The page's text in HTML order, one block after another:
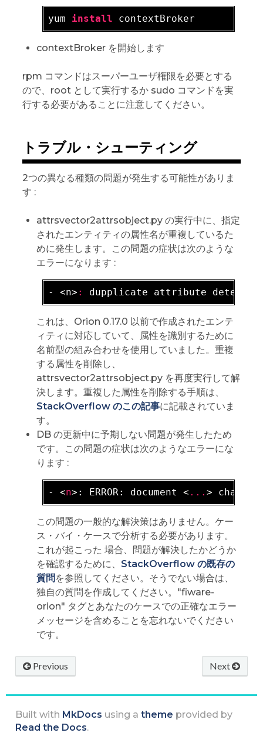
yum install
contextBroker を開始します
rpm コマンドはスーパーユーザ権限を必要とする
ので、root として実行するか sudo コマンドを実
行する必要があることに注意してください。
トラブル・シューティング
2つの異なる種類の問題が発生する可能性がありま
す :
attrsvector2attrsobject.py の実行中に、指定
されたエンティティの属性名が重複しているた
めに発生します。この問題の症状は次のような
エラーになります :
- <n> : dupplicate attribute
これは、Orion 0.17.0 以前で作成されたエンテ
ィティに対応していて、属性を識別するために
名前型の組み合わせを使用していました。重複
する属性を削除し、
attrsvector2attrsobject.py を再度実行して解
決します。重複した属性を削除する手順は、
StackOverflow のこの記事に記載されていま
す。
DB の更新中に予期しない問題が発生したため
です。この問題の症状は次のようなエラーにな
ります :
- <n> : ERROR: document < ...>
この問題の一般的な解決策はありません。ケー
ス・バイ・ケースで分析する必要があります。
これが起こった 場合、問題が解決したかどうか
を確認するために、 StackOverflow の既存の
質問 を参照してください。そうでない場合は、
独自の質問を作成してください。"fiware-
orion" タグとあなたのケースでの正確なエラー
メッセージを含めることを忘れないでください
です。
Next
Previous
Built with MkDocs using a theme provided by
Read the Docs.